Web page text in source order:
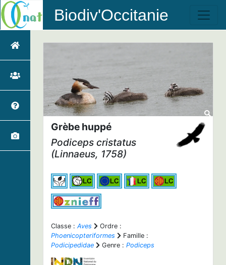
Biodiv'Occitanie
Grèbe huppé
Podiceps cristatus
(Linnaeus, 1758)
Classe : Aves
Ordre :
Phoenicopteriformes
Famille :
Podicipedidae
Genre : Podiceps